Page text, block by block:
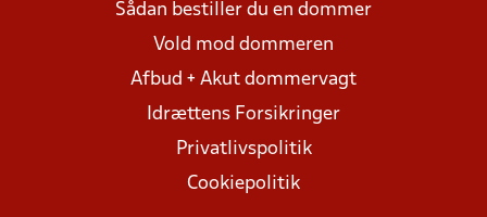
Sådan bestiller du en dommer
Vold mod dommeren
Afbud + Akut dommervagt
Idrættens Forsikringer
Privatlivspolitik
Cookiepolitik